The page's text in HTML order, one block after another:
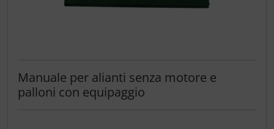
Manuale per alianti senza motore e
palloni con equipaggio